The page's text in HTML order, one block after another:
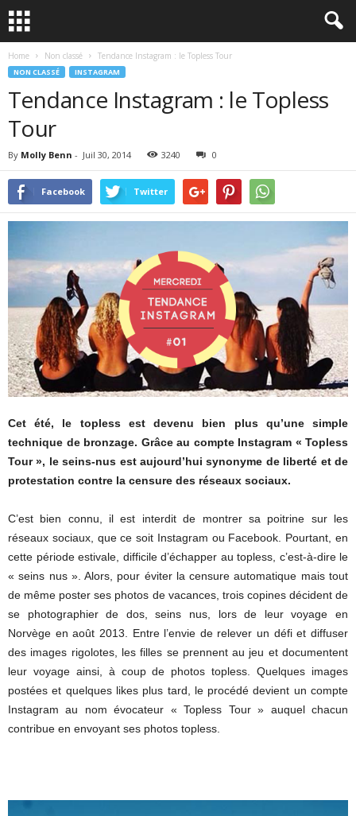
Home Non classé Tendance Instagram : le Topless Tour
NON CLASSÉ INSTAGRAM
Tendance Instagram : le Topless
Tour
By Molly Benn - Juil 30, 2014 3240 0
Facebook Twitter
Cet été, le topless est devenu bien plus qu’une simple
technique de bronzage. Grâce au compte Instagram « Topless
Tour », le seins-nus est aujourd’hui synonyme de liberté et de
protestation contre la censure des réseaux sociaux.
C’est bien connu, il est interdit de montrer sa poitrine sur les
réseaux sociaux, que ce soit Instagram ou Facebook. Pourtant, en
cette période estivale, difficile d’échapper au topless, c’est-à-dire le
« seins nus ». Alors, pour éviter la censure automatique mais tout
de même poster ses photos de vacances, trois copines décident de
se photographier de dos, seins nus, lors de leur voyage en
Norvège en août 2013. Entre l’envie de relever un défi et diffuser
des images rigolotes, les filles se prennent au jeu et documentent
leur voyage ainsi, à coup de photos topless. Quelques images
postées et quelques likes plus tard, le procédé devient un compte
Instagram au nom évocateur « Topless Tour » auquel chacun
contribue en envoyant ses photos topless.